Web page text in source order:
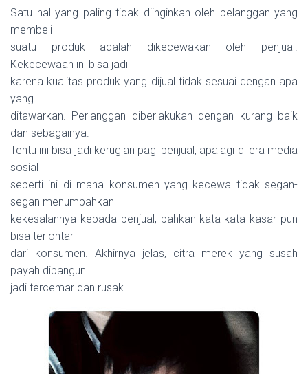
Satu hal yang paling tidak diinginkan oleh pelanggan yang
membeli
suatu produk adalah dikecewakan oleh penjual.
Kekecewaan ini bisa jadi
karena kualitas produk yang dijual tidak sesuai dengan apa
yang
ditawarkan. Perlanggan diberlakukan dengan kurang baik
dan sebagainya.
Tentu ini bisa jadi kerugian pagi penjual, apalagi di era media
sosial
seperti ini di mana konsumen yang kecewa tidak segan-
segan menumpahkan
kekesalannya kepada penjual, bahkan kata-kata kasar pun
bisa terlontar
dari konsumen. Akhirnya jelas, citra merek yang susah
payah dibangun
jadi tercemar dan rusak.